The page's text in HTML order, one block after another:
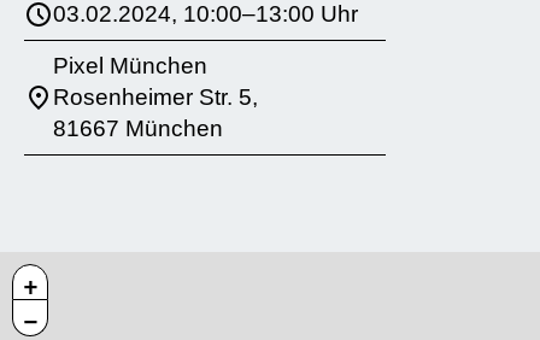
03.02.2024, 10:00–13:00 Uhr
Pixel München
Rosenheimer Str. 5,
81667 München
+
−